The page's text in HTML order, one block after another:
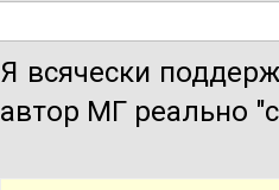
Я всячески
автор МГ реально